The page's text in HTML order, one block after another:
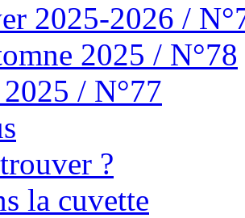
2025-2026 /
2025 / N°78
/ N°77
?
la cuvette